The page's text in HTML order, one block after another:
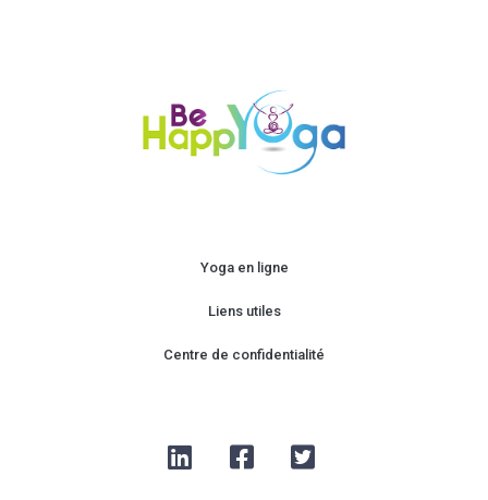
Yoga en ligne
Liens utiles
Centre de confidentialité